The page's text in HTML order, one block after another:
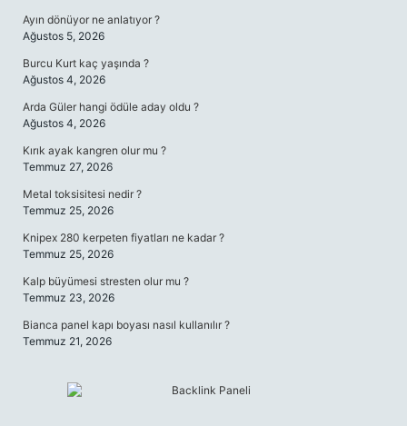
Ayın dönüyor ne anlatıyor ?
Ağustos 5, 2026
Burcu Kurt kaç yaşında ?
Ağustos 4, 2026
Arda Güler hangi ödüle aday oldu ?
Ağustos 4, 2026
Kırık ayak kangren olur mu ?
Temmuz 27, 2026
Metal toksisitesi nedir ?
Temmuz 25, 2026
Knipex 280 kerpeten fiyatları ne kadar ?
Temmuz 25, 2026
Kalp büyümesi stresten olur mu ?
Temmuz 23, 2026
Bianca panel kapı boyası nasıl kullanılır ?
Temmuz 21, 2026